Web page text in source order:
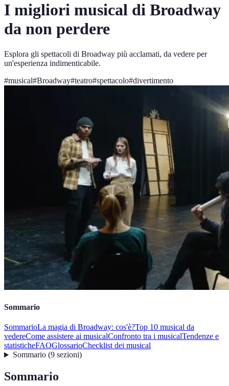
I migliori musical di Broadway
da non perdere
Esplora gli spettacoli di Broadway più acclamati, da vedere per
un'esperienza indimenticabile.
#musical#Broadway#teatro#spettacolo#divertimento
Sommario
SommarioLa magia di Broadway: cos'è?Top 10 musical da
vedereCome assistere ai musicalConfronto tra i musicalTendenze e
statisticheFAQGlossarioChecklist dei musical
Sommario(9 sezioni)
Sommario